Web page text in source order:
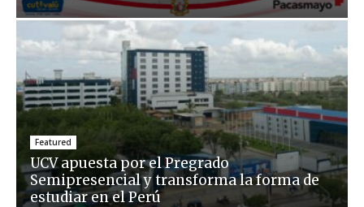
Featured
UCV apuesta por el Pregrado
Semipresencial y transforma la forma de
estudiar en el Perú